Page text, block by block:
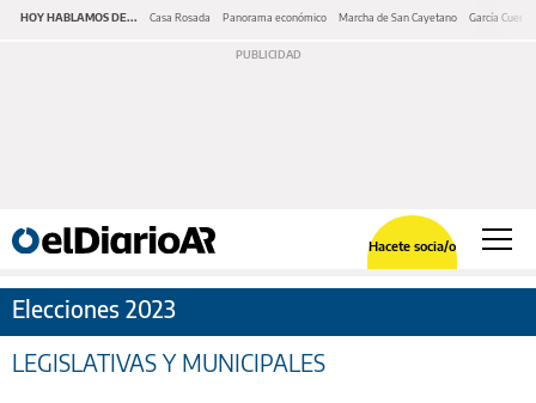
HOY HABLAMOS DE... Casa Rosada Panorama económico Marcha de San Cayetano García Cuerva
Hacete socia/o
Elecciones 2023
LEGISLATIVAS Y MUNICIPALES